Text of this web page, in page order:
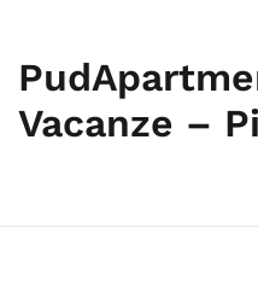
Vacanze –